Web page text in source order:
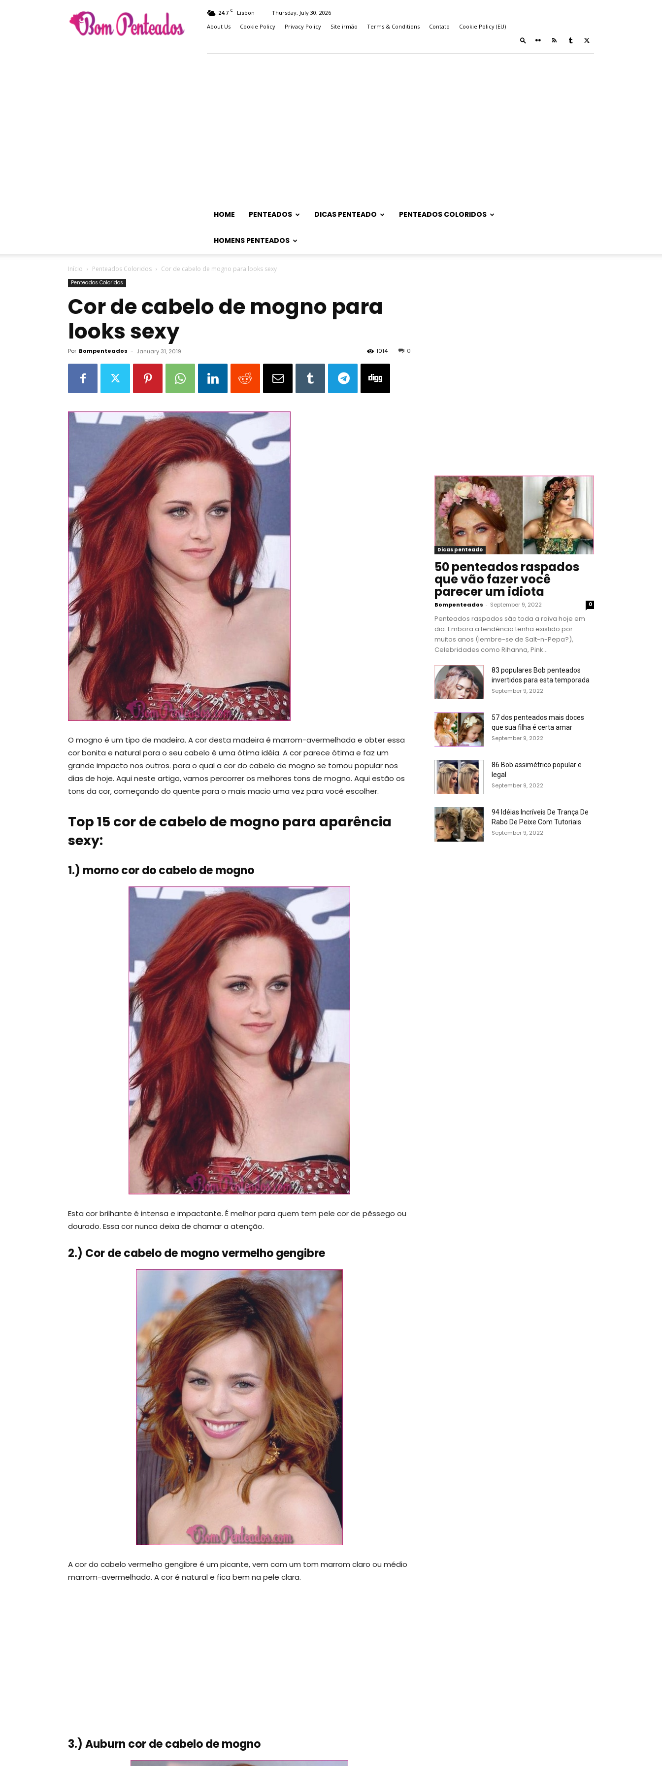
Penteados
24.7 C Lisbon
Thursday, July 30, 2026
About Us
Cookie Policy Privacy Policy Site irmão Terms & Conditions Contato Cookie Policy (EU)
HOME PENTEADOS DICAS PENTEADO PENTEADOS COLORIDOS
HOMENS PENTEADOS
Início Penteados Coloridos Cor de cabelo de mogno para looks sexy
Penteados Coloridos
Cor de cabelo de mogno para
looks sexy
Por Bompenteados - January 31, 2019 0
1014
O mogno é um tipo de madeira. A cor desta madeira é marrom-avermelhada e obter essa
cor bonita e natural para o seu cabelo é uma ótima idéia. A cor parece ótima e faz um
grande impacto nos outros. para o qual a cor do cabelo de mogno se tornou popular nos
dias de hoje. Aqui neste artigo, vamos percorrer os melhores tons de mogno. Aqui estão os
tons da cor, começando do quente para o mais macio uma vez para você escolher.
Top 15 cor de cabelo de mogno para aparência
sexy:
1.) morno cor do cabelo de mogno
Esta cor brilhante é intensa e impactante. É melhor para quem tem pele cor de pêssego ou
dourado. Essa cor nunca deixa de chamar a atenção.
2.) Cor de cabelo de mogno vermelho gengibre
A cor do cabelo vermelho gengibre é um picante, vem com um tom marrom claro ou médio
marrom-avermelhado. A cor é natural e fica bem na pele clara.
3.) Auburn cor de cabelo de mogno
Dicas penteado
50 penteados raspados
que vão fazer você
parecer um idiota
Bompenteados - September 9, 2022 0
Penteados raspados são toda a raiva hoje em
dia. Embora a tendência tenha existido por
muitos anos (lembre-se de Salt-n-Pepa?),
Celebridades como Rihanna, Pink...
83 populares Bob penteados
invertidos para esta temporada
September 9, 2022
57 dos penteados mais doces
que sua filha é certa amar
September 9, 2022
86 Bob assimétrico popular e
legal
September 9, 2022
94 Idéias Incríveis De Trança De
Rabo De Peixe Com Tutoriais
September 9, 2022